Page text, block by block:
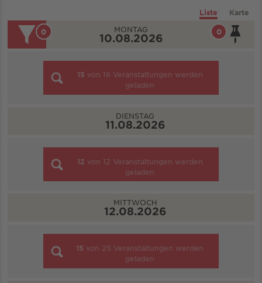
Liste Karte
0
0 MONTAG
10.08.2026
15 von 16 Veranstaltungen werden
geladen
DIENSTAG
11.08.2026
12 von 12 Veranstaltungen werden
geladen
MITTWOCH
12.08.2026
15 von 25 Veranstaltungen werden
geladen